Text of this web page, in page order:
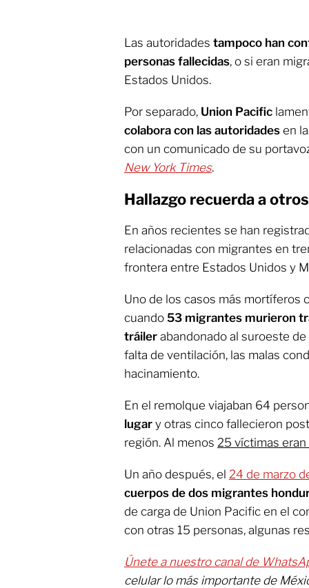
Las autoridades tampoco han
personas fallecidas, o si eran
Estados Unidos.
Por separado, Union Pacific
colabora con las autoridades en
con un comunicado de su
New York Times.
Hallazgo recuerda a
En años recientes se han
relacionadas con migrantes en
frontera entre Estados Unidos y
Uno de los casos más mortíferos
cuando 53 migrantes murieron
tráiler abandonado al suroeste
falta de ventilación, las malas
hacinamiento.
En el remolque viajaban 64
lugar y otras cinco fallecieron
región. Al menos 25 víctimas
Un año después, el 24 de marzo
cuerpos de dos migrantes
de carga de Union Pacific en el
con otras 15 personas, algunas
Únete a nuestro canal de
celular lo más importante de